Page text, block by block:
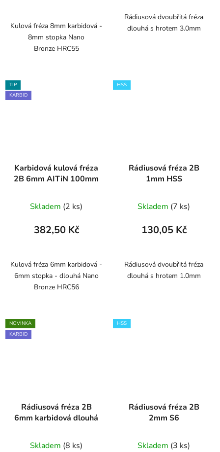
Kulová fréza 8mm karbidová -
8mm stopka Nano
Bronze HRC55
Rádiusová dvoubřitá fréza
dlouhá s hrotem 3.0mm
TIP
KARBID
Karbidová kulová fréza
2B 6mm AITiN 100mm
Skladem (2 ks)
382,50 Kč
Kulová fréza 6mm karbidová -
6mm stopka - dlouhá Nano
Bronze HRC56
HSS
Rádiusová fréza 2B
1mm HSS
Skladem (7 ks)
130,05 Kč
Rádiusová dvoubřitá fréza
dlouhá s hrotem 1.0mm
NOVINKA
KARBID
Rádiusová fréza 2B
6mm karbidová dlouhá
Skladem (8 ks)
HSS
Rádiusová fréza 2B
2mm S6
Skladem (3 ks)